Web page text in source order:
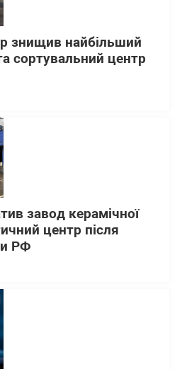
знищив найбільший
сортувальний центр
завод керамічної
центр після
РФ